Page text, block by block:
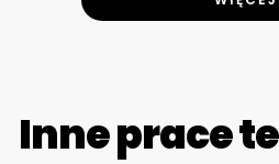
Inne prace